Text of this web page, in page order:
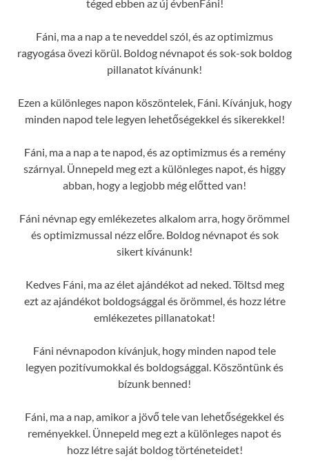
téged ebben az új évbenFáni!
Fáni, ma a nap a te neveddel szól, és az optimizmus
ragyogása övezi körül. Boldog névnapot és sok-sok boldog
pillanatot kívánunk!
Ezen a különleges napon köszöntelek, Fáni. Kívánjuk, hogy
minden napod tele legyen lehetőségekkel és sikerekkel!
Fáni, ma a nap a te napod, és az optimizmus és a remény
szárnyal. Ünnepeld meg ezt a különleges napot, és higgy
abban, hogy a legjobb még előtted van!
Fáni névnap egy emlékezetes alkalom arra, hogy örömmel
és optimizmussal nézz előre. Boldog névnapot és sok
sikert kívánunk!
Kedves Fáni, ma az élet ajándékot ad neked. Töltsd meg
ezt az ajándékot boldogsággal és örömmel, és hozz létre
emlékezetes pillanatokat!
Fáni névnapodon kívánjuk, hogy minden napod tele
legyen pozitívumokkal és boldogsággal. Köszöntünk és
bízunk benned!
Fáni, ma a nap, amikor a jövő tele van lehetőségekkel és
reményekkel. Ünnepeld meg ezt a különleges napot és
hozz létre saját boldog történeteidet!